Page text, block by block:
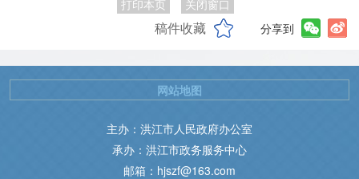
打印本页 关闭窗口
稿件收藏 分享到
主办：洪江市人民政府办公室
承办：洪江市政务服务中心
邮箱：hjszf@163.com
网站地图